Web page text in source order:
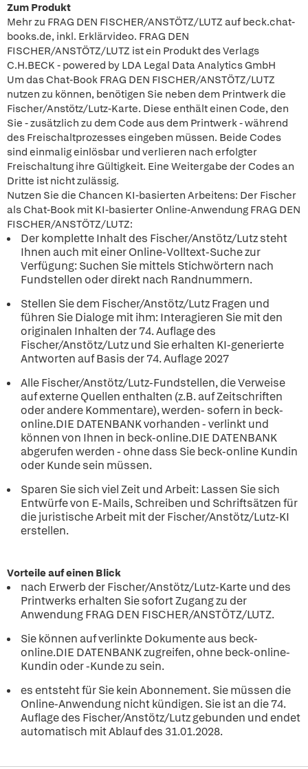
Zum Produkt
Mehr zu FRAG DEN FISCHER/ANSTÖTZ/LUTZ auf beck.chat-
books.de, inkl. Erklärvideo. FRAG DEN
FISCHER/ANSTÖTZ/LUTZ ist ein Produkt des Verlags
C.H.BECK - powered by LDA Legal Data Analytics GmbH
Um das Chat-Book FRAG DEN FISCHER/ANSTÖTZ/LUTZ
nutzen zu können, benötigen Sie neben dem Printwerk die
Fischer/Anstötz/Lutz-Karte. Diese enthält einen Code, den
Sie - zusätzlich zu dem Code aus dem Printwerk - während
des Freischaltprozesses eingeben müssen. Beide Codes
sind einmalig einlösbar und verlieren nach erfolgter
Freischaltung ihre Gültigkeit. Eine Weitergabe der Codes an
Dritte ist nicht zulässig.
Nutzen Sie die Chancen KI-basierten Arbeitens: Der Fischer
als Chat-Book mit KI-basierter Online-Anwendung FRAG DEN
FISCHER/ANSTÖTZ/LUTZ:
Der komplette Inhalt des Fischer/Anstötz/Lutz steht
Ihnen auch mit einer Online-Volltext-Suche zur
Verfügung: Suchen Sie mittels Stichwörtern nach
Fundstellen oder direkt nach Randnummern.
Stellen Sie dem Fischer/Anstötz/Lutz Fragen und
führen Sie Dialoge mit ihm: Interagieren Sie mit den
originalen Inhalten der 74. Auflage des
Fischer/Anstötz/Lutz und Sie erhalten KI-generierte
Antworten auf Basis der 74. Auflage 2027
Alle Fischer/Anstötz/Lutz-Fundstellen, die Verweise
auf externe Quellen enthalten (z.B. auf Zeitschriften
oder andere Kommentare), werden- sofern in beck-
online.DIE DATENBANK vorhanden - verlinkt und
können von Ihnen in beck-online.DIE DATENBANK
abgerufen werden - ohne dass Sie beck-online Kundin
oder Kunde sein müssen.
Sparen Sie sich viel Zeit und Arbeit: Lassen Sie sich
Entwürfe von E-Mails, Schreiben und Schriftsätzen für
die juristische Arbeit mit der Fischer/Anstötz/Lutz-KI
erstellen.
Vorteile auf einen Blick
nach Erwerb der Fischer/Anstötz/Lutz-Karte und des
Printwerks erhalten Sie sofort Zugang zu der
Anwendung FRAG DEN FISCHER/ANSTÖTZ/LUTZ.
Sie können auf verlinkte Dokumente aus beck-
online.DIE DATENBANK zugreifen, ohne beck-online-
Kundin oder -Kunde zu sein.
es entsteht für Sie kein Abonnement. Sie müssen die
Online-Anwendung nicht kündigen. Sie ist an die 74.
Auflage des Fischer/Anstötz/Lutz gebunden und endet
automatisch mit Ablauf des 31.01.2028.